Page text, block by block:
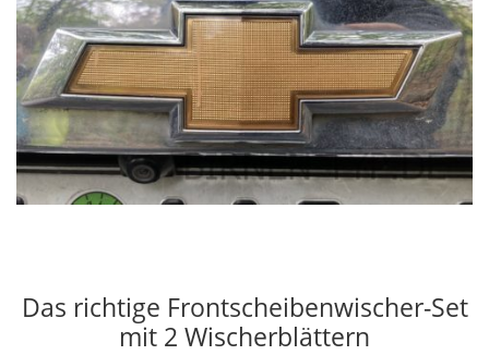
Das richtige Frontscheibenwischer-Set
mit 2 Wischerblättern